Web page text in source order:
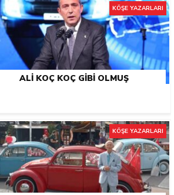
KÖŞE YAZARLARI
ALI KOÇ KOÇ GIBI OLMUŞ
KÖŞE YAZARLARI